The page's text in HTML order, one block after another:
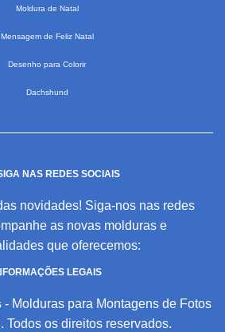
Moldura de Natal
Mensagem de Feliz Natal
Desenho para Colorir
Dachshund
NAS REDES SOCIAIS
novidades! Siga-nos nas redes
as novas molduras e
que oferecemos:
LEGAIS
- Molduras para Montagens de Fotos
Todos os direitos reservados.